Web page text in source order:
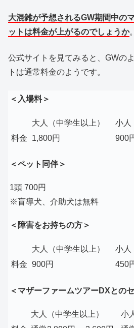
大混雑が予想されるGW期間中の
ットは料金が上がるのでしょうか。
公式サイトを見てみると、GWの
トは通常料金のようです。
＜入場料＞
大人（中学生以上）
小人
料金
1,800円 900
＜ペット同伴＞
1頭 700円
※盲導犬、介助犬は無料
＜障害をお持ちの方＞
大人（中学生以上）
小人
料金 900円 450
＜マザーファームツアーDXとの
大人（中学生以上）
小